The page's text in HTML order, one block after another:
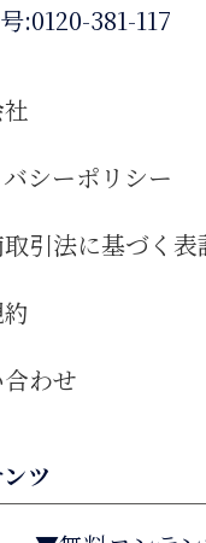
:0120-381-117
シーポリシー
引法に基づく表
わせ
ツ